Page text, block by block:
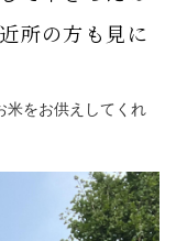
所の方も見に
米をお供えしてくれ